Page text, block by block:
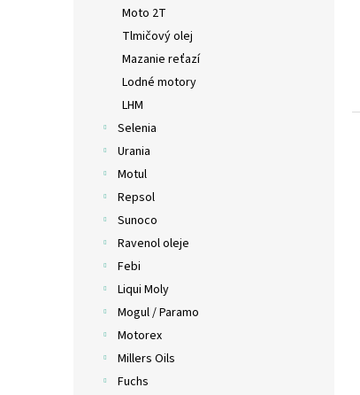
Moto 2T
Tlmičový olej
Mazanie reťazí
Lodné motory
LHM
Selenia
Urania
Motul
Repsol
Sunoco
Ravenol oleje
Febi
Liqui Moly
Mogul / Paramo
Motorex
Millers Oils
Fuchs